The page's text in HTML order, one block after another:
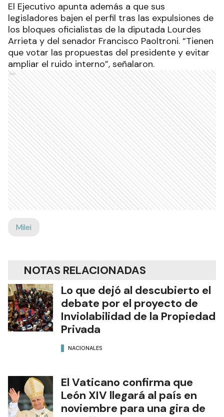
El Ejecutivo apunta además a que sus
legisladores bajen el perfil tras las expulsiones de
los bloques oficialistas de la diputada Lourdes
Arrieta y del senador Francisco Paoltroni. “Tienen
que votar las propuestas del presidente y evitar
ampliar el ruido interno”, señalaron.
Ads
Milei
NOTAS RELACIONADAS
Lo que dejó al descubierto el
debate por el proyecto de
Inviolabilidad de la Propiedad
Privada
NACIONALES
El Vaticano confirma que
León XIV llegará al país en
noviembre para una gira de